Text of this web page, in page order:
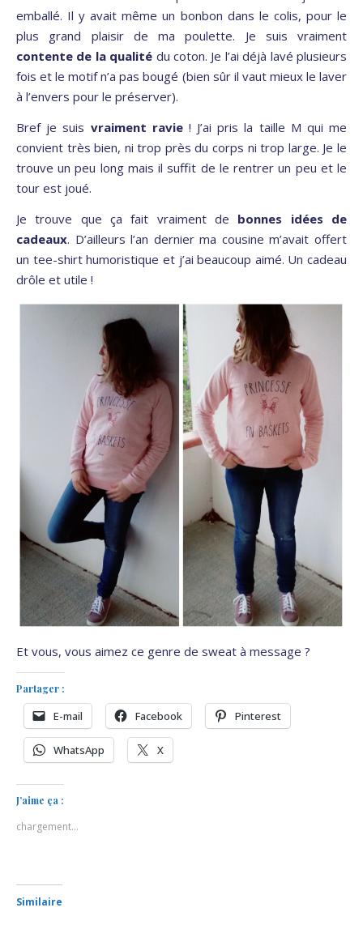
emballé. Il y avait même un bonbon dans le colis, pour le
plus grand plaisir de ma poulette. Je suis vraiment
contente de la qualité du coton. Je l’ai déjà lavé plusieurs
fois et le motif n’a pas bougé (bien sûr il vaut mieux le laver
à l’envers pour le préserver).
Bref je suis vraiment ravie! J’ai pris la taille M qui me
convient très bien, ni trop près du corps ni trop large. Je le
trouve un peu long mais il suffit de le rentrer un peu et le
tour est joué.
Je trouve que ça fait vraiment de bonnes idées de
cadeaux. D’ailleurs l’an dernier ma cousine m’avait offert
un tee-shirt humoristique et j’ai beaucoup aimé. Un cadeau
drôle et utile !
Et vous, vous aimez ce genre de sweat à message ?
Partager :
E-mail Facebook Pinterest
WhatsApp X
J’aime ça :
chargement…
Similaire